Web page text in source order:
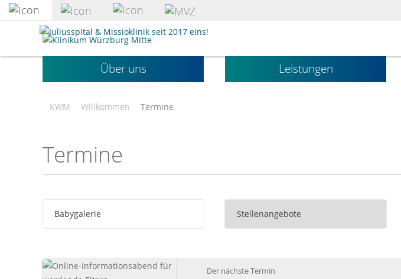
zum
Klinikum
Würzburg
Mitte
gGmbHÜber uns Leistungen
KWM Willkommen Termine
Termine
Babygalerie Stellenangebote
Der nächste Termin